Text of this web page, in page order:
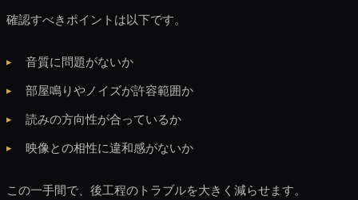
確認すべきポイントは以下です。
音質に問題がないか
部屋鳴りやノイズが許容範囲か
読みの方向性が合っているか
映像との相性に違和感がないか
この一手間で、後工程のトラブルを大きく減らせます。